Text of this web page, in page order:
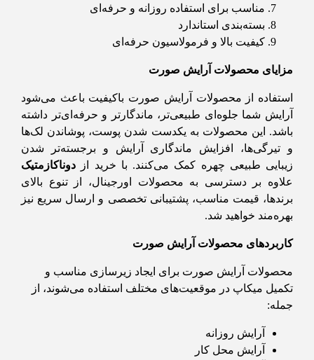
مناسب برای استفاده روزانه و حرفه‌ای
بسته‌بندی استاندارد
کیفیت بالا و فرمولاسیون حرفه‌ای
مزایای محصولات آرایش صورت
استفاده از محصولات آرایش صورت باکیفیت باعث می‌شود
آرایش شما جلوه‌ای طبیعی‌تر، ماندگارتر و حرفه‌ای‌تر داشته
باشد. این محصولات به یکدست شدن پوست، پوشاندن لک‌ها
و تیرگی‌ها، افزایش ماندگاری آرایش و برجسته‌تر شدن
زیبایی طبیعی چهره کمک می‌کنند. با خرید از دوناکازمتیک
علاوه بر دسترسی به محصولات اورجینال، از تنوع بالای
برندها، قیمت مناسب، پشتیبانی تخصصی و ارسال سریع نیز
بهره‌مند خواهید شد.
کاربردهای محصولات آرایش صورت
محصولات آرایش صورت برای ایجاد زیرسازی مناسب و
تکمیل میکاپ در موقعیت‌های مختلف استفاده می‌شوند، از
جمله:
آرایش روزانه
آرایش محل کار